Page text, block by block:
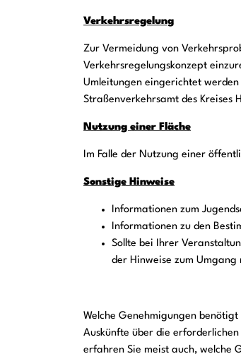
Verkehrsregelung
Zur Vermeidung von
Verkehrsregelungskonzept
Umleitungen eingerichtet
Straßenverkehrsamt des Kreises
Nutzung einer Fläche
Im Falle der Nutzung einer
Sonstige Hinweise
Informationen zum
Informationen zu den
Sollte bei Ihrer
der Hinweise zum Umgang
Welche Genehmigungen
Auskünfte über die
erfahren Sie meist auch, welche